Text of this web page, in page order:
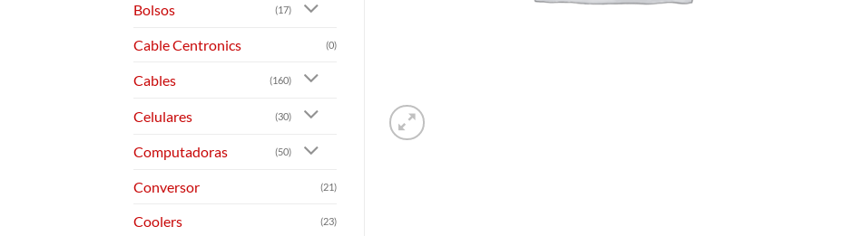
Bolsos (17)
Cable Centronics (0)
Cables (160)
Celulares (30)
Computadoras (50)
Conversor (21)
Coolers (23)